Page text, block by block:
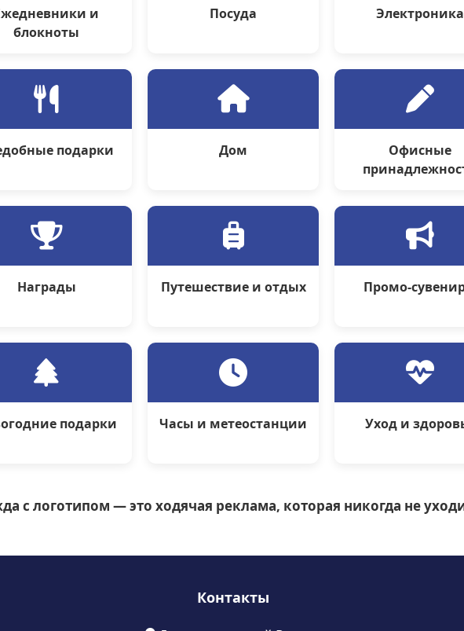
и
блокноты
Посуда Электроника
подарки Дом
Офисные
Награды Путешествие и отдых Промо-
подарки Часы и метеостанции Уход и
с логотипом — это ходячая реклама, которая никогда не
Контакты